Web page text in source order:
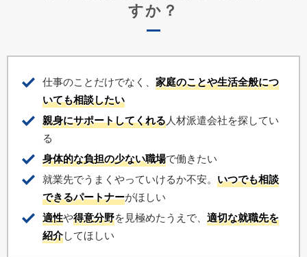
すか？
仕事のことだけでなく、 家庭のことや生活全般につ
いても相談したい
親身にサポートしてくれる人材派遣会社を探してい
る
身体的な負担の少ない職場で働きたい
就業先でうまくやっていけるか不安。 いつでも相談
できるパートナーがほしい
適性や得意分野を見極めたうえで、 適切な就職先を
紹介してほしい